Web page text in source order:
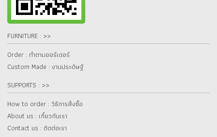
FURNITURE : >>
Order : ทำตามออร์เดอร์
Custom Made : งานประดิษฐ์
SUPPORTS : >>
How to order : วิธีการสั่งซื้อ
About us : เกี๋ยวกับเรา
Contact us : ติดต่อเรา